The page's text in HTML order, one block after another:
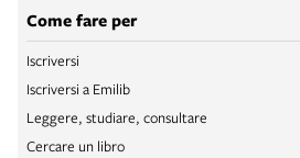
Come fare per
Iscriversi
Iscriversi a Emilib
Leggere, studiare, consultare
Cercare un libro